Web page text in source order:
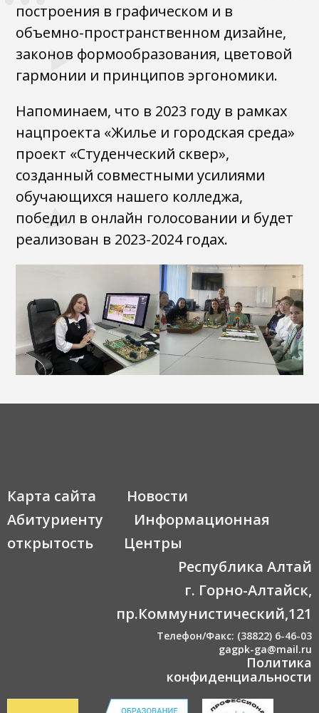
построения в графическом и в
объемно-пространственном дизайне,
законов формообразования, цветовой
гармонии и принципов эргономики.
Напоминаем, что в 2023 году в рамках
нацпроекта «Жилье и городская среда»
проект «Студенческий сквер»,
созданный совместными усилиями
обучающихся нашего колледжа,
победил в онлайн голосовании и будет
реализован в 2023-2024 годах.
Карта сайта
Новости
Абитуриенту
Информационная
открытость
Центры
Республика Алтай
г. Горно-Алтайск,
пр.Коммунистический,121
Телефон/Факс: (38822) 6-46-03
gagpk-ga@mail.ru
Политика
конфиденциальности